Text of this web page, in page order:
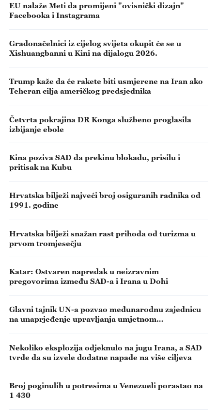
EU nalaže Meti da promijeni "ovisnički dizajn"
Facebooka i Instagrama
Gradonačelnici iz cijelog svijeta okupit će se u
Xishuangbanni u Kini na dijalogu 2026.
Trump kaže da će rakete biti usmjerene na Iran ako
Teheran cilja američkog predsjednika
Četvrta pokrajina DR Konga službeno proglasila
izbijanje ebole
Kina poziva SAD da prekinu blokadu, prisilu i
pritisak na Kubu
Hrvatska bilježi najveći broj osiguranih radnika od
1991. godine
Hrvatska bilježi snažan rast prihoda od turizma u
prvom tromjesečju
Katar: Ostvaren napredak u neizravnim
pregovorima između SAD-a i Irana u Dohi
Glavni tajnik UN-a pozvao međunarodnu zajednicu
na unaprjeđenje upravljanja umjetnom
Nekoliko eksplozija odjeknulo na jugu Irana, a SAD
tvrde da su izvele dodatne napade na više ciljeva
Broj poginulih u potresima u Venezueli porastao na
1 430